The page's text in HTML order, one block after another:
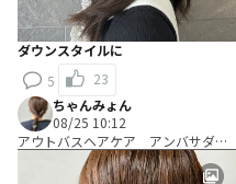
ダウンスタイルに
5
23
ちゃんみょん
08/25 10:12
アウトバスヘアケア アンバサダ
ー Ｂコース：＼使って編み出す／
ヘアアレンジ考案コース